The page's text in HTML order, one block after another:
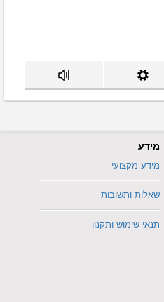
מידע
מידע מקצועי
שאלות ותשובות
תנאי שימוש ותקנון